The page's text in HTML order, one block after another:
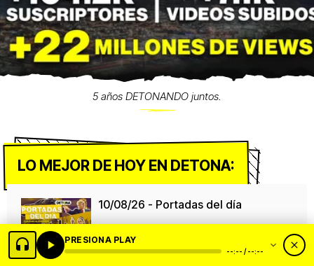
5 años DETONANDO juntos.
LO MEJOR DE HOY EN DETONA:
10/08/26 - Portadas del día
Día mundial del León
PRESIONA PLAY
--:-- / --:--